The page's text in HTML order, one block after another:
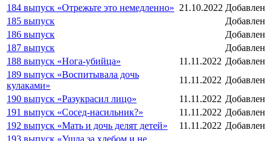
184 выпуск «Отрежьте это немедленно» 21.10.2022 Добавлен
185 выпуск
Добавлен
186 выпуск
Добавлен
187 выпуск
Добавлен
188 выпуск «Нога-убийца»
11.11.2022 Добавлен
189 выпуск «Воспитывала дочь
кулаками»
11.11.2022 Добавлен
190 выпуск «Разукрасил лицо»
11.11.2022 Добавлен
191 выпуск «Сосед-насильник?»
11.11.2022 Добавлен
192 выпуск «Мать и дочь делят детей»
11.11.2022 Добавлен
193 выпуск «Ушла за хлебом и не